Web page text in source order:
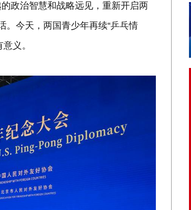
政治智慧和战略远见，重新开启两
。今天，两国青少年再续“乒乓情
义。